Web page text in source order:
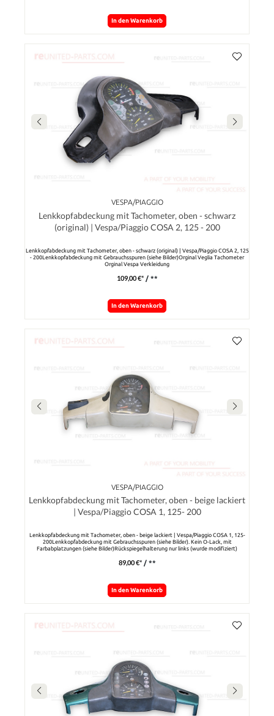
In den Warenkorb
VESPA/PIAGGIO
Lenkkopfabdeckung mit Tachometer, oben - schwarz
(original) | Vespa/Piaggio COSA 2, 125 - 200
Lenkkopfabdeckung mit Tachometer, oben - schwarz (original) | Vespa/Piaggio COSA 2, 125
- 200Lenkkopfabdeckung mit Gebrauchsspuren (siehe Bilder)Orginal Veglia Tachometer
Orginal Vespa Verkleidung
109,00 €* / **
In den Warenkorb
VESPA/PIAGGIO
Lenkkopfabdeckung mit Tachometer, oben - beige lackiert
| Vespa/Piaggio COSA 1, 125- 200
Lenkkopfabdeckung mit Tachometer, oben - beige lackiert | Vespa/Piaggio COSA 1, 125-
200Lenkkopfabdeckung mit Gebrauchsspuren (siehe Bilder). Kein O-Lack, mit
Farbabplatzungen (siehe Bilder)Rückspiegelhalterung nur links (wurde modifiziert)
89,00 €* / **
In den Warenkorb